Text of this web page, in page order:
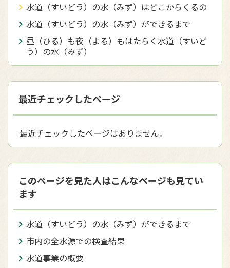
水道（すいどう）の水（みず）はどこからくるの
水道（すいどう）の水（みず）ができるまで
昼（ひる）も夜（よる）もはたらく水道（すいど
う）の水（みず）
最近チェックしたページ
最近チェックしたページはありません。
このページを見た人はこんなページも見てい
ます
水道（すいどう）の水（みず）ができるまで
市内の全水源での検査結果
水道事業の概要